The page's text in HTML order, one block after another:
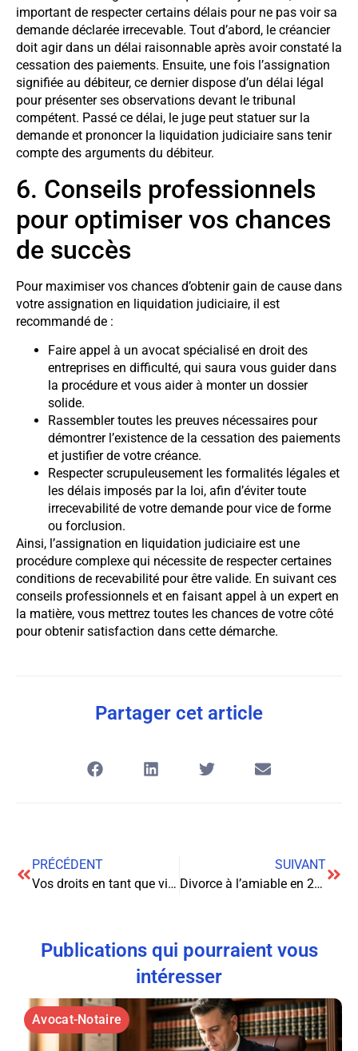
important de respecter certains délais pour ne pas voir sa
demande déclarée irrecevable. Tout d’abord, le créancier
doit agir dans un délai raisonnable après avoir constaté la
cessation des paiements. Ensuite, une fois l’assignation
signifiée au débiteur, ce dernier dispose d’un délai légal
pour présenter ses observations devant le tribunal
compétent. Passé ce délai, le juge peut statuer sur la
demande et prononcer la liquidation judiciaire sans tenir
compte des arguments du débiteur.
6. Conseils professionnels
pour optimiser vos chances
de succès
Pour maximiser vos chances d’obtenir gain de cause dans
votre assignation en liquidation judiciaire, il est
recommandé de :
Faire appel à un avocat spécialisé en droit des
entreprises en difficulté, qui saura vous guider dans
la procédure et vous aider à monter un dossier
solide.
Rassembler toutes les preuves nécessaires pour
démontrer l’existence de la cessation des paiements
et justifier de votre créance.
Respecter scrupuleusement les formalités légales et
les délais imposés par la loi, afin d’éviter toute
irrecevabilité de votre demande pour vice de forme
ou forclusion.
Ainsi, l’assignation en liquidation judiciaire est une
procédure complexe qui nécessite de respecter certaines
conditions de recevabilité pour être valide. En suivant ces
conseils professionnels et en faisant appel à un expert en
la matière, vous mettrez toutes les chances de votre côté
pour obtenir satisfaction dans cette démarche.
Partager cet article
PRÉCÉDENT
Vos droits en tant que victime d’une faute médicale : ce que vous devez savoir
SUIVANT
Divorce à l’amiable en 2023 : les nouvelles règles à connaître
Publications qui pourraient vous
intéresser
Avocat-Notaire